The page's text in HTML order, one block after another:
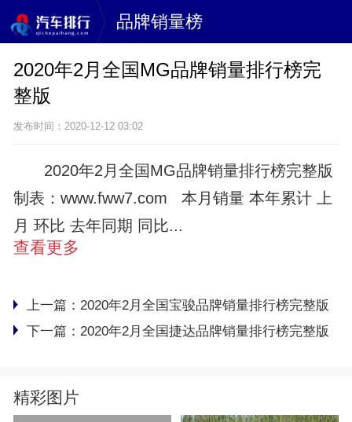
品牌销量榜
2020年2月全国MG品牌销量排行榜完
整版
发布时间：2020-12-12 03:02
2020年2月全国MG品牌销量排行榜完整版
制表：www.fww7.com 本月销量 本年累计 上
月 环比 去年同期 同比...
查看更多
上一篇： 2020年2月全国宝骏品牌销量排行榜完整版
下一篇： 2020年2月全国捷达品牌销量排行榜完整版
精彩图片